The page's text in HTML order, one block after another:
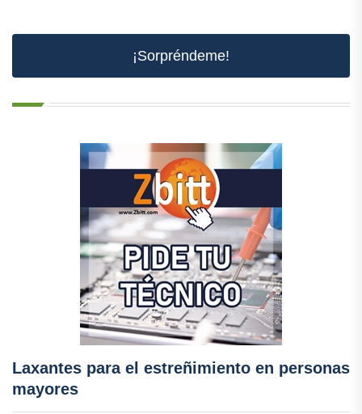
¡Sorpréndeme!
Laxantes para el estreñimiento en personas
mayores